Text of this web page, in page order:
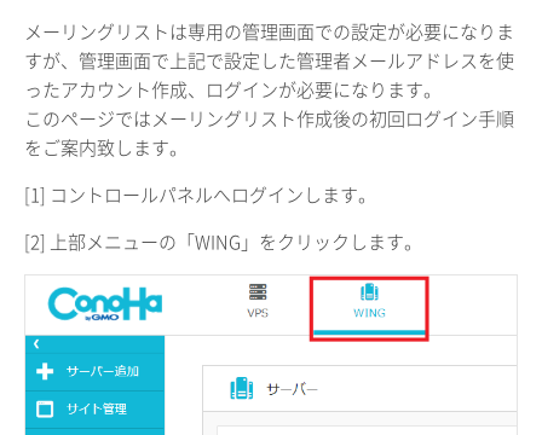
メーリングリストは専用の管理画面での設定が必要になりま
すが、管理画面で上記で設定した管理者メールアドレスを使
ったアカウント作成、ログインが必要になります。
このページではメーリングリスト作成後の初回ログイン手順
をご案内致します。
[1] コントロールパネルへログインします。
[2] 上部メニューの「WING」をクリックします。